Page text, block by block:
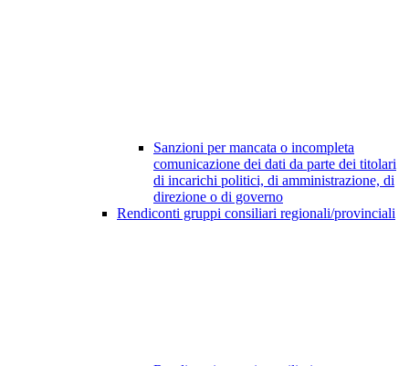
Sanzioni per mancata o incompleta
comunicazione dei dati da parte dei titolari
di incarichi politici, di amministrazione, di
direzione o di governo
Rendiconti gruppi consiliari regionali/provinciali